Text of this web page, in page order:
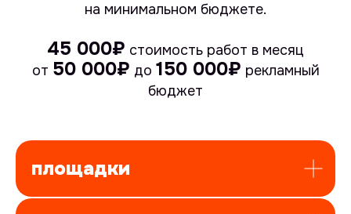
на минимальном бюджете.
45 000₽ стоимость работ в месяц
от 50 000₽ до 150 000₽ рекламный
бюджет
площадки